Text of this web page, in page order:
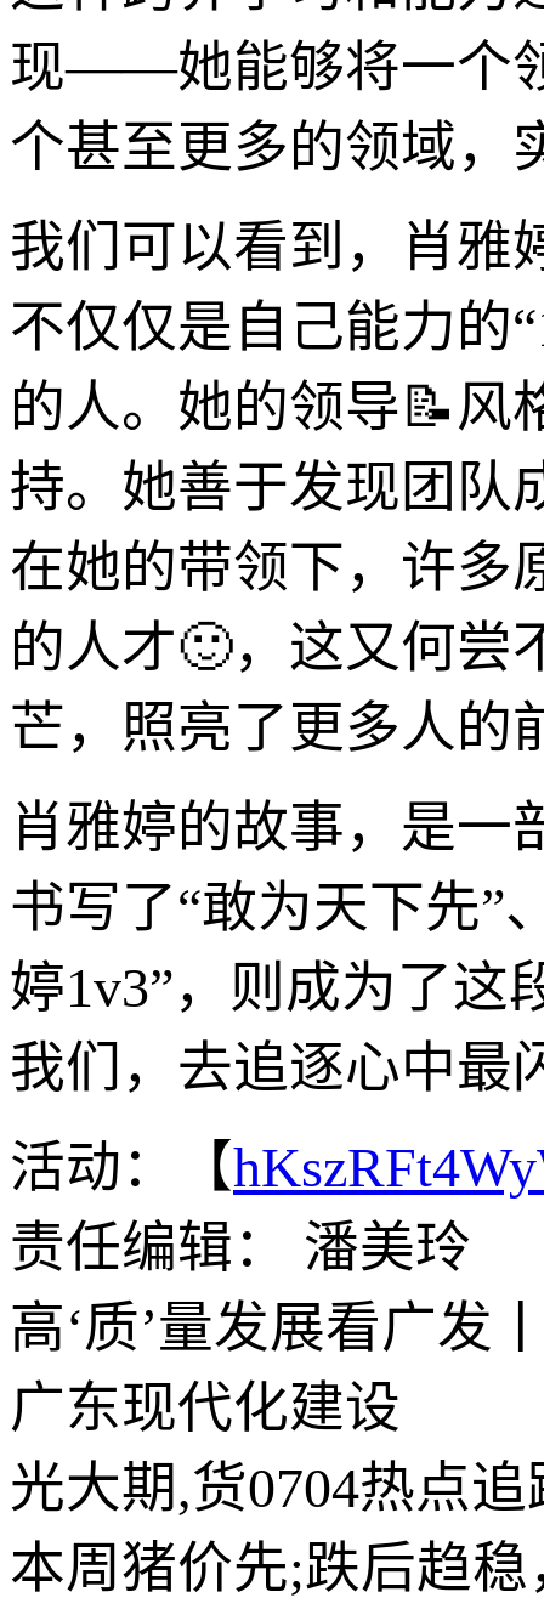
现——她能够将一个
个甚至更多的领域，
我们可以看到，肖雅
不仅仅是自己能力的
的人。她的领导📝风
持。她善于发现团队
在她的带领下，许多
的人才🙂，这又何尝
芒，照亮了更多人的
肖雅婷的故事，是一
书写了“敢为天下先”
婷1v3”，则成为了这
我们，去追逐心中最
活动：【
责任编辑： 潘美玲
高‘质’量发展看广发
广东现代化建设
光大期,货0704热点
本周猪价先;跌后趋